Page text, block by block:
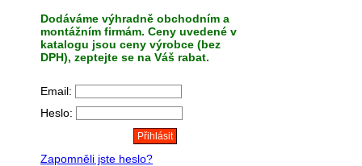
Dodáváme výhradně obchodním a
montážním firmám. Ceny uvedené v
katalogu jsou ceny výrobce (bez
DPH), zeptejte se na Váš rabat.
Email:
Heslo:
Zapomněli jste heslo?